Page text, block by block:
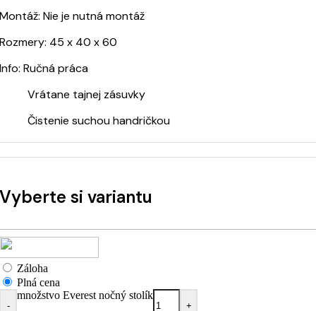
Montáž: Nie je nutná montáž
Rozmery: 45 x 40 x 60
Info: Ručná práca
Vrátane tajnej zásuvky
Čistenie suchou handričkou
Vyberte si variantu
Záloha
Plná cena
-
množstvo Everest nočný stolík
+